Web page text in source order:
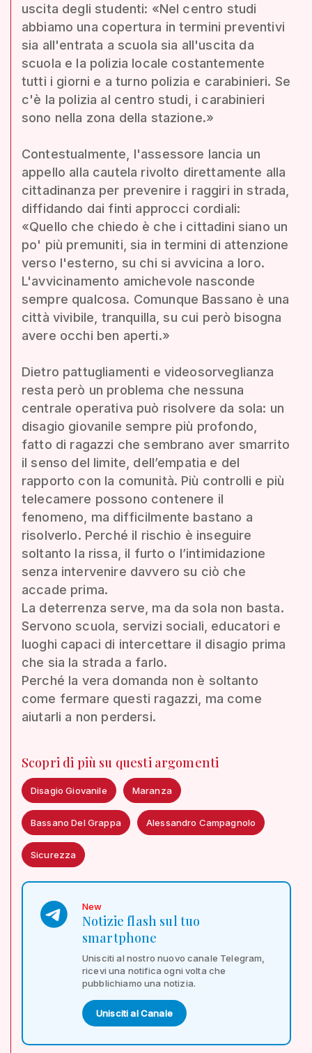
uscita degli studenti: «Nel centro studi
abbiamo una copertura in termini preventivi
sia all'entrata a scuola sia all'uscita da
scuola e la polizia locale costantemente
tutti i giorni e a turno polizia e carabinieri. Se
c'è la polizia al centro studi, i carabinieri
sono nella zona della stazione.»
Contestualmente, l'assessore lancia un
appello alla cautela rivolto direttamente alla
cittadinanza per prevenire i raggiri in strada,
diffidando dai finti approcci cordiali:
«Quello che chiedo è che i cittadini siano un
po' più premuniti, sia in termini di attenzione
verso l'esterno, su chi si avvicina a loro.
L'avvicinamento amichevole nasconde
sempre qualcosa. Comunque Bassano è una
città vivibile, tranquilla, su cui però bisogna
avere occhi ben aperti.»
Dietro pattugliamenti e videosorveglianza
resta però un problema che nessuna
centrale operativa può risolvere da sola: un
disagio giovanile sempre più profondo,
fatto di ragazzi che sembrano aver smarrito
il senso del limite, dell’empatia e del
rapporto con la comunità. Più controlli e più
telecamere possono contenere il
fenomeno, ma difficilmente bastano a
risolverlo. Perché il rischio è inseguire
soltanto la rissa, il furto o l’intimidazione
senza intervenire davvero su ciò che
accade prima.
La deterrenza serve, ma da sola non basta.
Servono scuola, servizi sociali, educatori e
luoghi capaci di intercettare il disagio prima
che sia la strada a farlo.
Perché la vera domanda non è soltanto
come fermare questi ragazzi, ma come
aiutarli a non perdersi.
Scopri di più su questi argomenti
Disagio Giovanile Maranza
Bassano Del Grappa Alessandro Campagnolo
Sicurezza
New
Notizie flash sul tuo
smartphone
Unisciti al nostro nuovo canale Telegram,
ricevi una notifica ogni volta che
pubblichiamo una notizia.
Unisciti al Canale